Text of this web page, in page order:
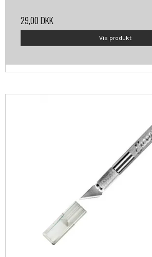
29,00 DKK
Vis produkt